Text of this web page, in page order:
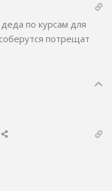
по курсам для
потрещат